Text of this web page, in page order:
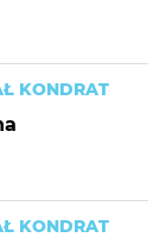
KONDRAT
KONDRAT